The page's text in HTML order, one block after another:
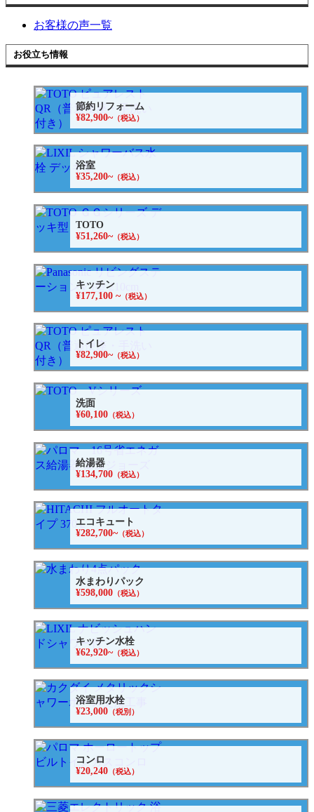
お客様の声一覧
お役立ち情報
節約リフォーム
¥82,900~（税込）
浴室
¥35,200~（税込）
TOTO
¥51,260~（税込）
キッチン
¥177,100 ~（税込）
トイレ
¥82,900~（税込）
洗面
¥60,100 （税込）
給湯器
¥134,700 （税込）
エコキュート
¥282,700~（税込）
水まわりパック
¥598,000 （税込）
キッチン水栓
¥62,920~（税込）
浴室用水栓
¥23,000 （税別）
コンロ
¥20,240 （税込）